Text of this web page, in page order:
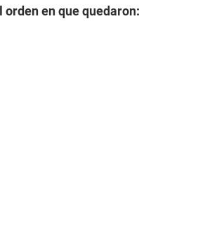
orden en que quedaron: